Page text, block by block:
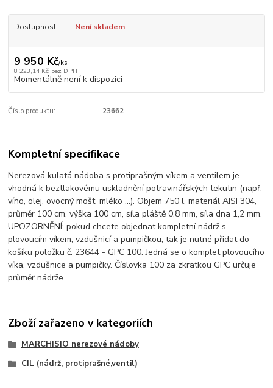
Dostupnost Není skladem
9 950 Kč/ks
8 223,14 Kč bez DPH
Momentálně není k dispozici
Číslo produktu: 23662
Kompletní specifikace
Nerezová kulatá nádoba s protiprašným víkem a ventilem je
vhodná k beztlakovému uskladnění potravinářských tekutin (např.
víno, olej, ovocný mošt, mléko ...). Objem 750 l, materiál AISI 304,
průměr 100 cm, výška 100 cm, síla pláště 0,8 mm, síla dna 1,2 mm.
UPOZORNĚNÍ: pokud chcete objednat kompletní nádrž s
plovoucím víkem, vzdušnicí a pumpičkou, tak je nutné přidat do
košíku položku č. 23644 - GPC 100. Jedná se o komplet plovoucího
víka, vzdušnice a pumpičky. Číslovka 100 za zkratkou GPC určuje
průměr nádrže.
Zboží zařazeno v kategoriích
MARCHISIO nerezové nádoby
CIL (nádrž, protiprašné,ventil)